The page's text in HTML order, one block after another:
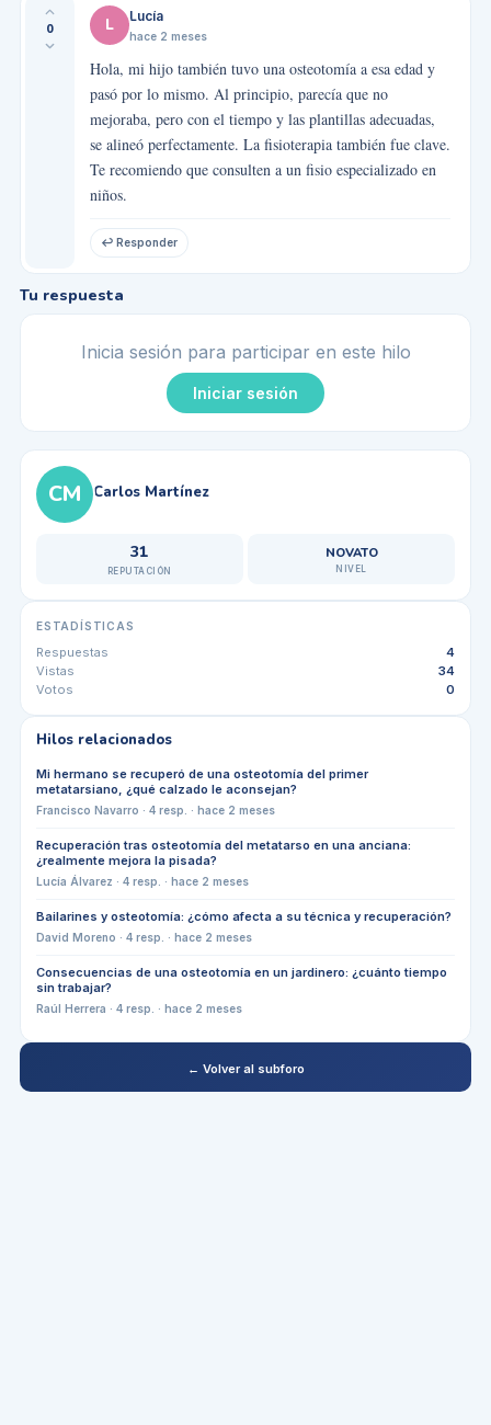
0 L Lucía
hace 2 meses
Hola, mi hijo también tuvo una osteotomía a esa edad y
pasó por lo mismo. Al principio, parecía que no
mejoraba, pero con el tiempo y las plantillas adecuadas,
se alineó perfectamente. La fisioterapia también fue clave.
Te recomiendo que consulten a un fisio especializado en
niños.
↩ Responder
Tu respuesta
Inicia sesión para participar en este hilo
Iniciar sesión
CM Carlos Martínez
31
REPUTACIÓN
NOVATO
NIVEL
ESTADÍSTICAS
Respuestas
4
Vistas
34
Votos
0
Hilos relacionados
Mi hermano se recuperó de una osteotomía del primer
metatarsiano, ¿qué calzado le aconsejan?
Francisco Navarro · 4resp. · hace 2 meses
Recuperación tras osteotomía del metatarso en una anciana:
¿realmente mejora la pisada?
Lucía Álvarez · 4resp. · hace 2 meses
Bailarines y osteotomía: ¿cómo afecta a su técnica y recuperación?
David Moreno · 4resp. · hace 2 meses
Consecuencias de una osteotomía en un jardinero: ¿cuánto tiempo
sin trabajar?
Raúl Herrera · 4resp. · hace 2 meses
← Volver al subforo